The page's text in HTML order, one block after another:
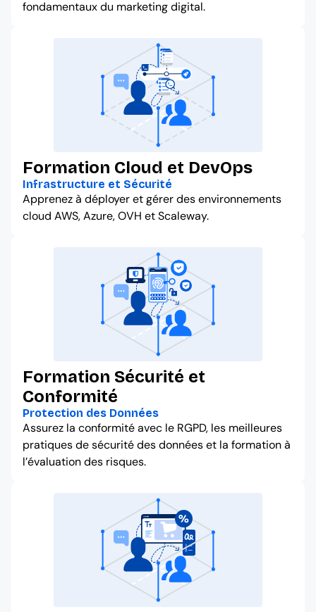
fondamentaux du marketing digital.
Formation Cloud et DevOps
Infrastructure et Sécurité
Apprenez à déployer et gérer des environnements
cloud AWS, Azure, OVH et Scaleway.
Formation Sécurité et
Conformité
Protection des Données
Assurez la conformité avec le RGPD, les meilleures
pratiques de sécurité des données et la formation à
l’évaluation des risques.